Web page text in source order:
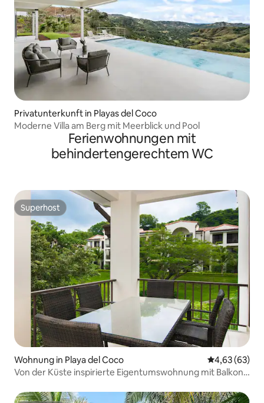
Privatunterkunft in Playas del Coco
Moderne Villa am Berg mit Meerblick und Pool
Ferienwohnungen mit
behindertengerechtem WC
Superhost
Superhost
Wohnung in Playa del Coco
4,63 (63)
Von der Küste inspirierte Eigentumswohnung mit Balkon